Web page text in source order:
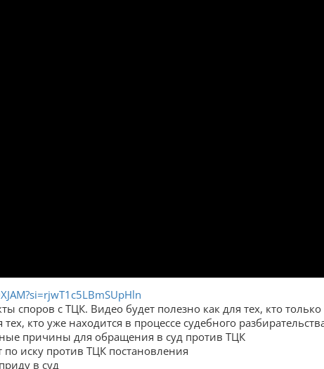
споров с ТЦК. Видео будет полезно как для тех, кто только
кто уже находится в процессе судебного
причины для обращения в суд против ТЦК
иску против ТЦК постановления
в суд